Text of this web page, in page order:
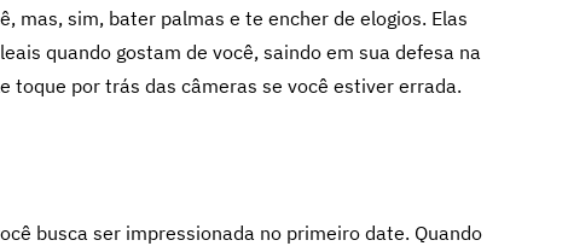
mas, sim, bater palmas e te encher de elogios. Elas
quando gostam de você, saindo em sua defesa na
toque por trás das câmeras se você estiver errada.
busca ser impressionada no primeiro date. Quando